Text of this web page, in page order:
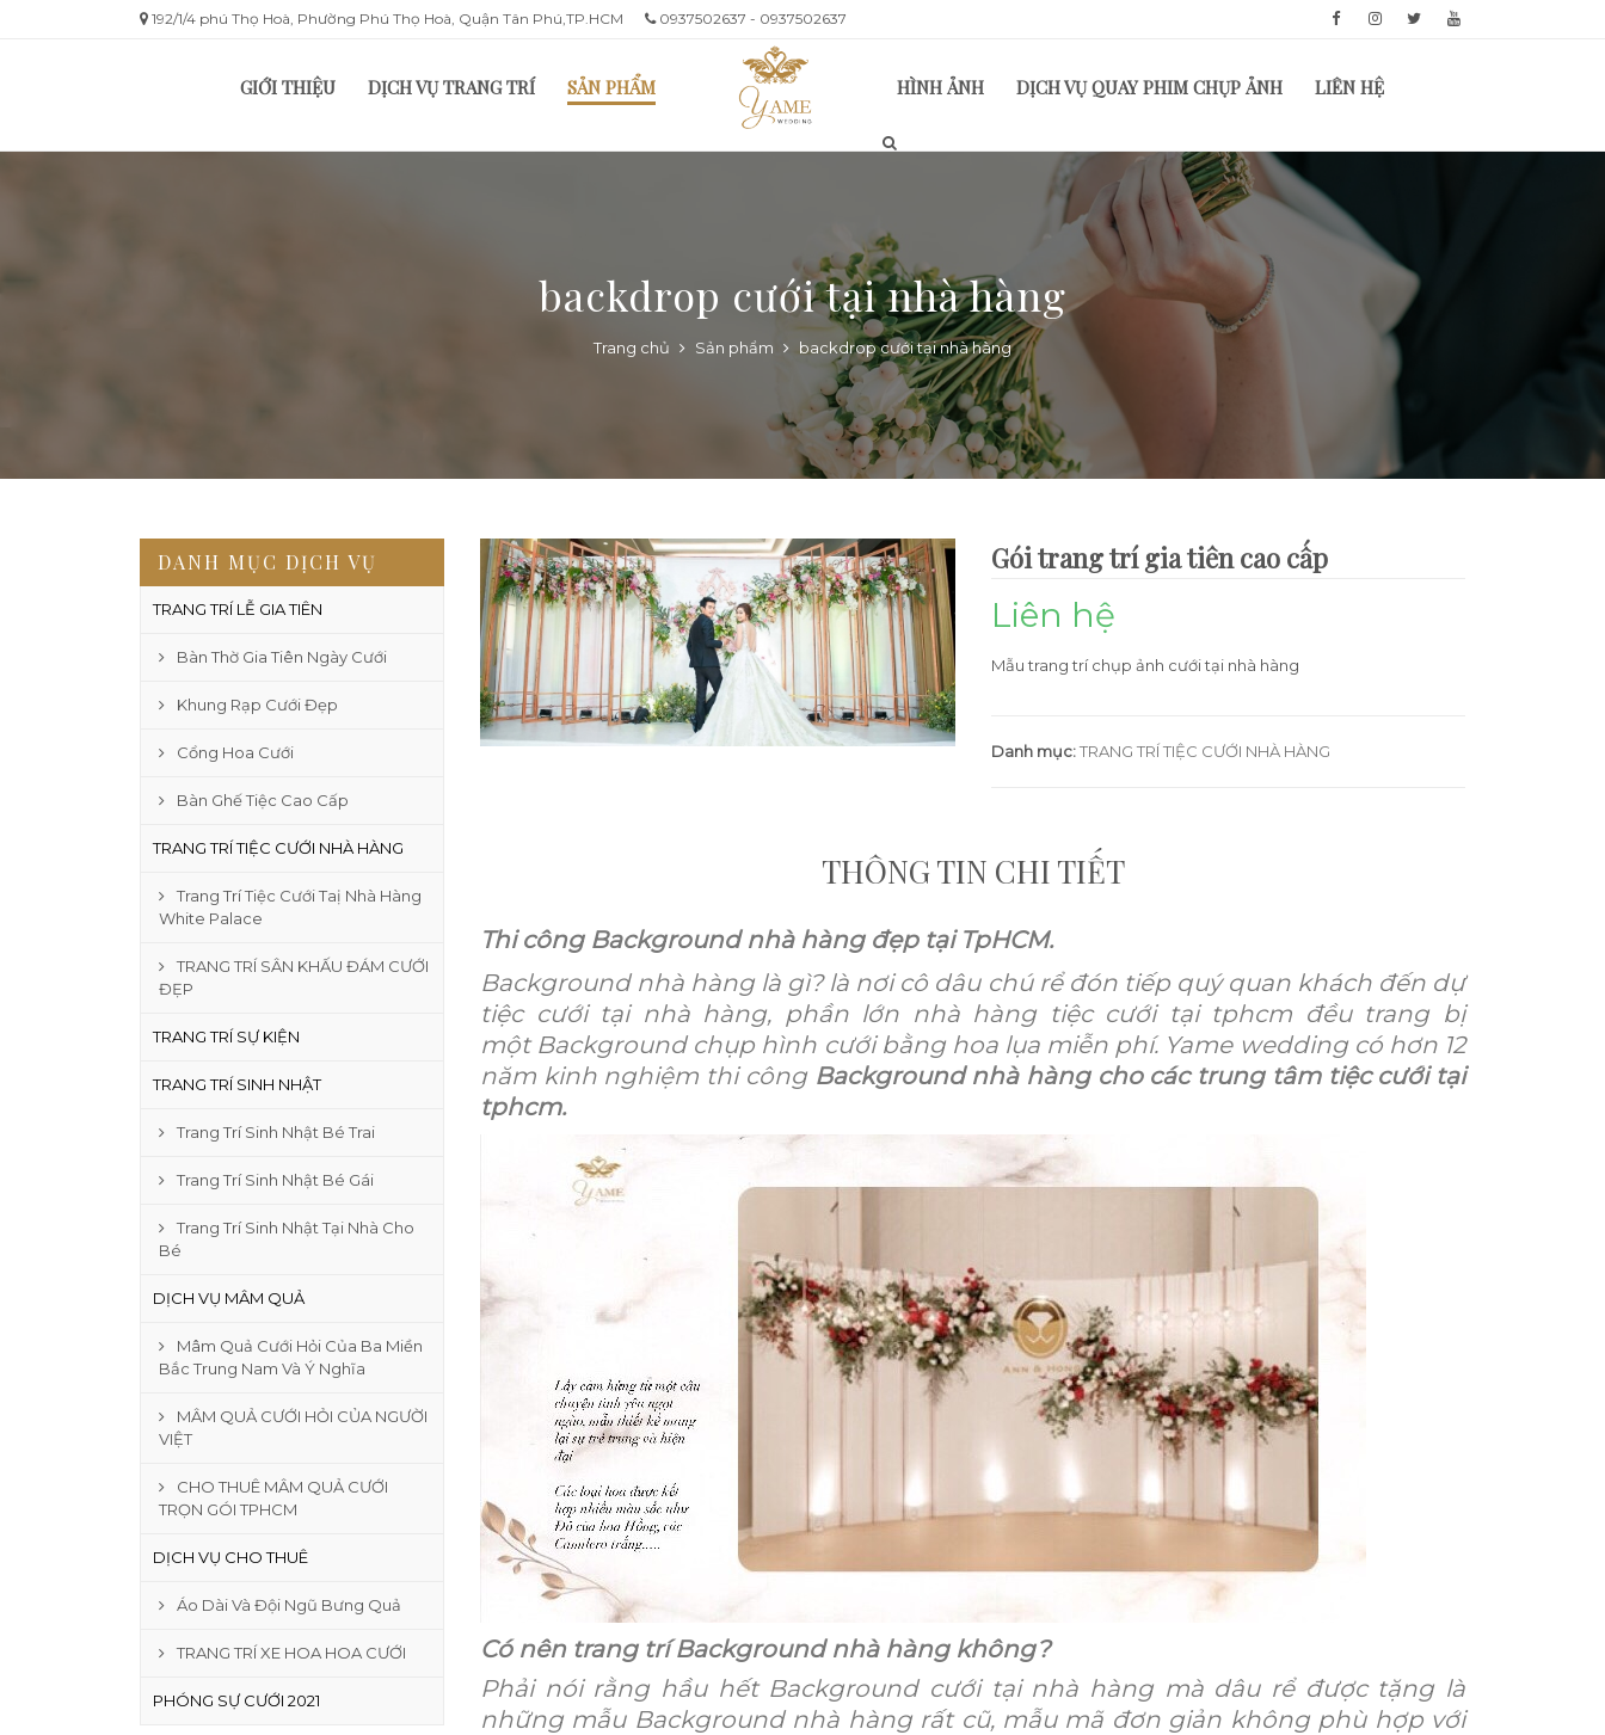
192/1/4 phú Thọ Hoà, Phường Phú Thọ Hoà, Quận Tân Phú,TP.HCM 0937502637 - 0937502637
GIỚI THIỆU DỊCH VỤ TRANG TRÍ SẢN PHẨM HÌNH ẢNH DỊCH VỤ QUAY PHIM CHỤP ẢNH LIÊN HỆ
backdrop cưới tại nhà hàng
Trang chủ Sản phẩm backdrop cưới tại nhà hàng
Gói trang trí gia tiên cao cấp
Liên hệ
Mẫu trang trí chụp ảnh cưới tại nhà hàng
Danh mục:TRANG TRÍ TIỆC CƯỚI NHÀ HÀNG
THÔNG TIN CHI TIẾT
Thi công Background nhà hàng đẹp tại TpHCM.
Background nhà hàng là gì? là nơi cô dâu chú rể đón tiếp quý quan khách đến dự
tiệc cưới tại nhà hàng, phần lớn nhà hàng tiệc cưới tại tphcm đều trang bị
một Background chụp hình cưới bằng hoa lụa miễn phí. Yame wedding có hơn 12
năm kinh nghiệm thi công Background nhà hàng cho các trung tâm tiệc cưới tại
tphcm.
Có nên trang trí Background nhà hàng không?
Phải nói rằng hầu hết Background cưới tại nhà hàng mà dâu rể được tặng là
những mẫu Background nhà hàng rất cũ, mẫu mã đơn giản không phù hợp với
DANH MỤC DỊCH VỤ
TRANG TRÍ LỄ GIA TIÊN
Bàn Thờ Gia Tiên Ngày Cưới
Khung Rạp Cưới Đẹp
Cổng Hoa Cưới
Bàn Ghế Tiệc Cao Cấp
TRANG TRÍ TIỆC CƯỚI NHÀ HÀNG
Trang Trí Tiệc Cưới Taị Nhà Hàng
White Palace
TRANG TRÍ SÂN KHẤU ĐÁM CƯỚI
ĐẸP
TRANG TRÍ SỰ KIỆN
TRANG TRÍ SINH NHẬT
Trang Trí Sinh Nhật Bé Trai
Trang Trí Sinh Nhật Bé Gái
Trang Trí Sinh Nhật Tại Nhà Cho
Bé
DỊCH VỤ MÂM QUẢ
Mâm Quả Cưới Hỏi Của Ba Miền
Bắc Trung Nam Và Ý Nghĩa
MÂM QUẢ CƯỚI HỎI CỦA NGƯỜI
VIỆT
CHO THUÊ MÂM QUẢ CƯỚI
TRỌN GÓI TPHCM
DỊCH VỤ CHO THUÊ
Áo Dài Và Đội Ngũ Bưng Quả
TRANG TRÍ XE HOA HOA CƯỚI
PHÓNG SỰ CƯỚI 2021